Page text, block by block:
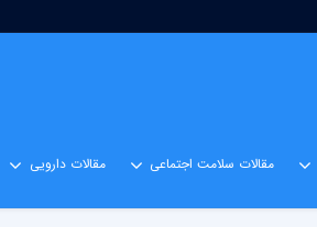
مقالات سلامت اجتماعی مقالات دارویی